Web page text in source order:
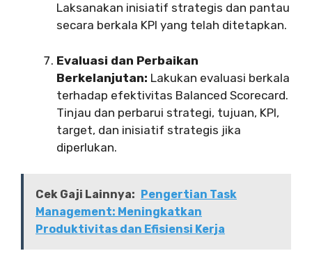
Laksanakan inisiatif strategis dan pantau
secara berkala KPI yang telah ditetapkan.
Evaluasi dan Perbaikan
Berkelanjutan: Lakukan evaluasi berkala
terhadap efektivitas Balanced Scorecard.
Tinjau dan perbarui strategi, tujuan, KPI,
target, dan inisiatif strategis jika
diperlukan.
Cek Gaji Lainnya:
Pengertian Task
Management: Meningkatkan
Produktivitas dan Efisiensi Kerja